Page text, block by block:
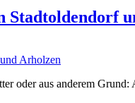
Stadtoldendorf
oder aus anderem